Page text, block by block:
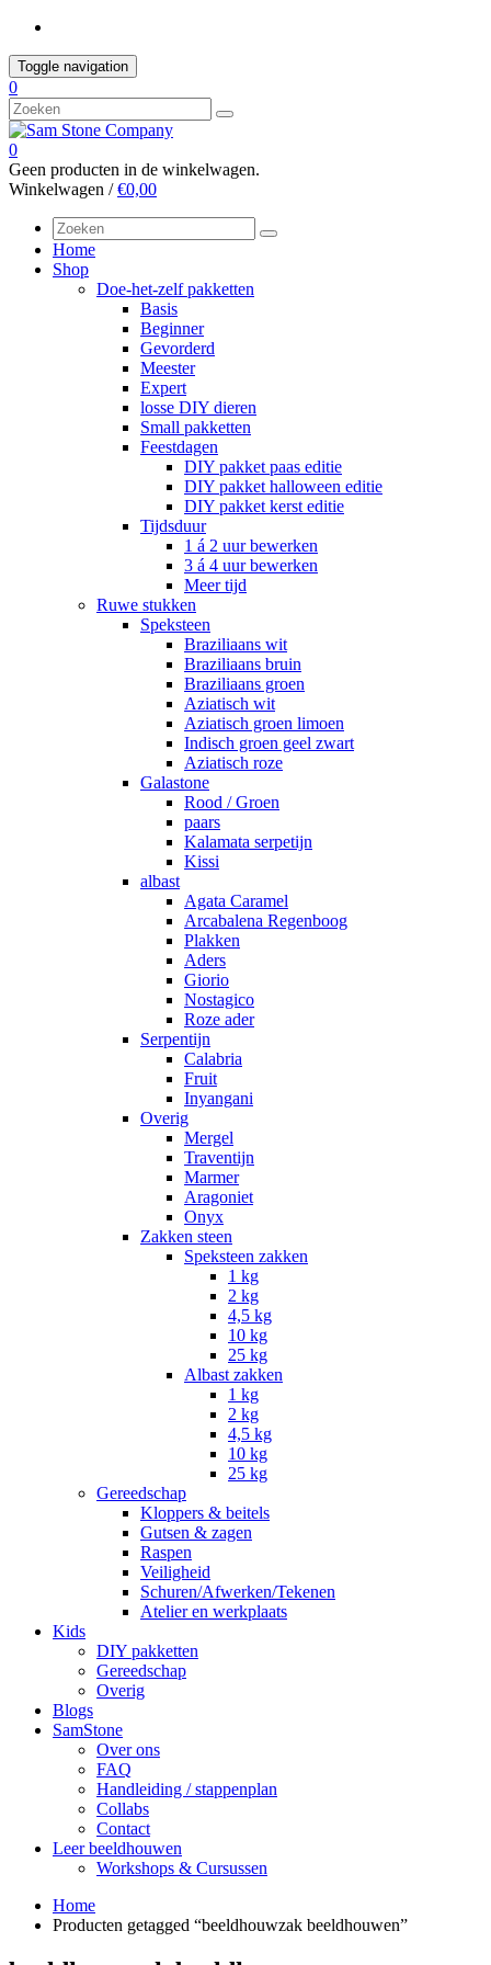
Skip
content
Toggle navigation
0
0
Geen producten in de winkelwagen.
Winkelwagen /€0,00
Home
Shop
Doe-het-zelf pakketten
Basis
Beginner
Gevorderd
Meester
Expert
losse DIY dieren
Small pakketten
Feestdagen
DIY pakket paas editie
DIY pakket halloween editie
DIY pakket kerst editie
Tijdsduur
1 á 2 uur bewerken
3 á 4 uur bewerken
Meer tijd
Ruwe stukken
Speksteen
Braziliaans wit
Braziliaans bruin
Braziliaans groen
Aziatisch wit
Aziatisch groen limoen
Indisch groen geel zwart
Aziatisch roze
Galastone
Rood / Groen
paars
Kalamata serpetijn
Kissi
albast
Agata Caramel
Arcabalena Regenboog
Plakken
Aders
Giorio
Nostagico
Roze ader
Serpentijn
Calabria
Fruit
Inyangani
Overig
Mergel
Traventijn
Marmer
Aragoniet
Onyx
Zakken steen
Speksteen zakken
1 kg
2 kg
4,5 kg
10 kg
25 kg
Albast zakken
1 kg
2 kg
4,5 kg
10 kg
25 kg
Gereedschap
Kloppers & beitels
Gutsen & zagen
Raspen
Veiligheid
Schuren/Afwerken/Tekenen
Atelier en werkplaats
Kids
DIY pakketten
Gereedschap
Overig
Blogs
SamStone
Over ons
FAQ
Handleiding / stappenplan
Collabs
Contact
Leer beeldhouwen
Workshops & Cursussen
Home
Producten getagged “beeldhouwzak beeldhouwen”